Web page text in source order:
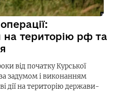
на територію рф та
від початку Курської
задумом і виконанням
дії на територію держави-